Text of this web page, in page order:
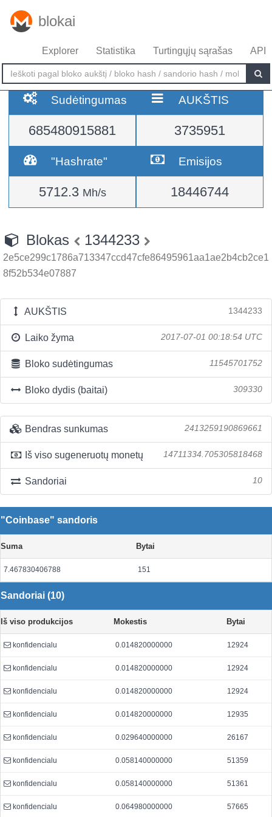
blokai
Explorer Statistika Turtingųjų sąrašas API
Sudėtingumas
685480915881
AUKŠTIS
3735951
"Hashrate"
5712.3 Mh/s
Emisijos
18446744
Blokas 1344233
2e5ce299c1786a713347ccd47cfe86495961aa1ae2b4cb2ce1
8f52b534e07887
AUKŠTIS 1344233
Laiko žyma 2017-07-01 00:18:54 UTC
Bloko sudėtingumas 11545701752
Bloko dydis (baitai) 309330
Bendras sunkumas 2413259190869661
Iš viso sugeneruotų monetų 14711334.705305818468
Sandoriai 10
"Coinbase" sandoris
Suma Bytai
7.467830406788 151
Sandoriai (10)
Iš viso produkcijos Mokestis Bytai
konfidencialu 0.014820000000 12924
konfidencialu 0.014820000000 12924
konfidencialu 0.014820000000 12924
konfidencialu 0.014820000000 12935
konfidencialu 0.029640000000 26167
konfidencialu 0.058140000000 51359
konfidencialu 0.058140000000 51361
konfidencialu 0.064980000000 57665